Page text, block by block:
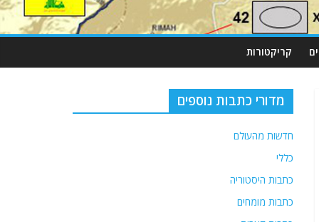
קריקטורות
מדורי כתבות נוספים
חדשות מהעולם
כללי
כתבות היסטוריה
כתבות מומחים